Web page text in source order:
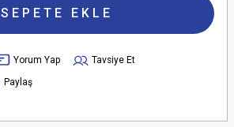
SEPETE EKLE
Yorum Yap
Tavsiye Et
Paylaş